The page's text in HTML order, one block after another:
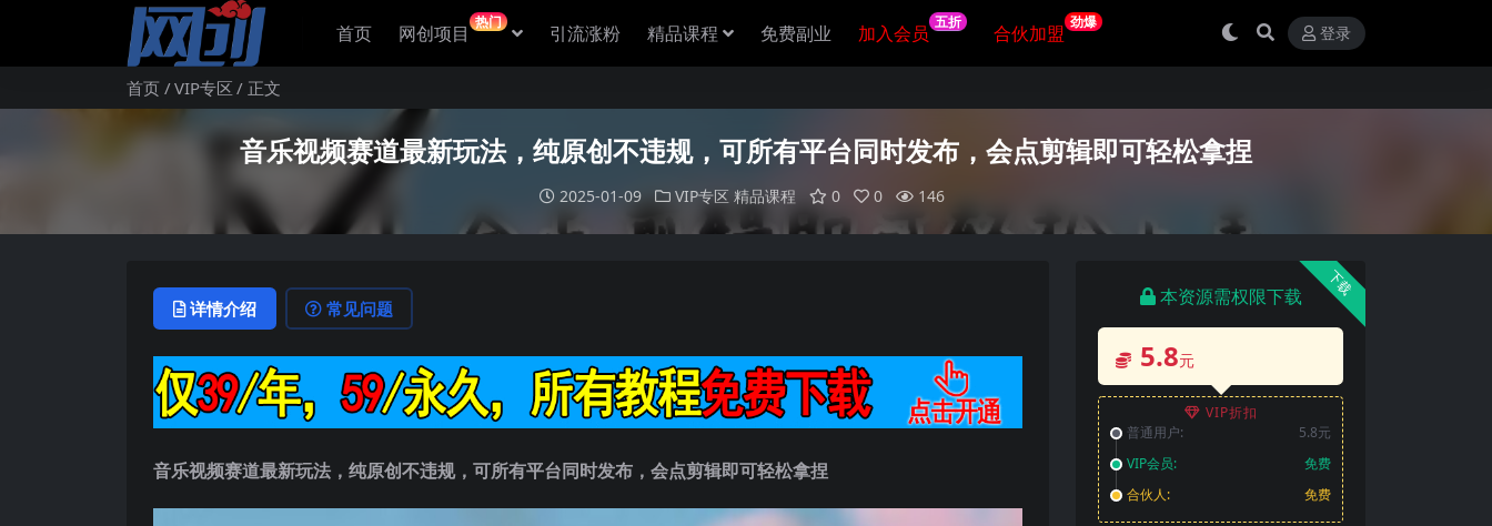
首页 网创项目 热门 引流涨粉 精品课程 免费副业 加入会员 五折 合伙加盟 劲爆
登录
首页 VIP专区 正文
音乐视频赛道最新玩法，纯原创不违规，可所有平台同时发布，会点剪辑即可轻松拿捏
2025-01-09 VIP专区 精品课程 0 0 146
详情介绍 常见问题
音乐视频赛道最新玩法 ，纯原创不违规，可所有平台同时发布，会点剪辑即可轻松拿捏
下载
本资源需权限下载
5.8元
VIP折扣
普通用户:
5.8元
VIP会员:
免费
合伙人:
免费